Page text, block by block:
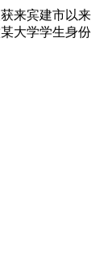
来宾建市以
大学学生身